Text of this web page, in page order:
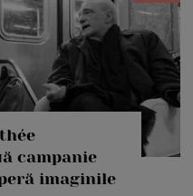
campanie
imaginile